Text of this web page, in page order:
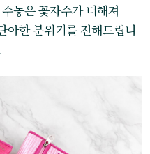
놓은 꽃자수가 더해져
아한 분위기를 전해드립니